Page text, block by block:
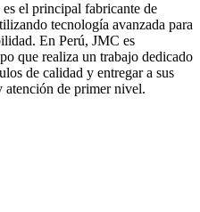
el principal fabricante de
tecnología avanzada para
En Perú, JMC es
que realiza un trabajo dedicado
de calidad y entregar a sus
atención de primer nivel.